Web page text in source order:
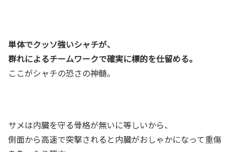
単体でクッソ強いシャチが、
群れによるチームワークで確実に標的を仕留める。
ここがシャチの恐さの神髄。
サメは内臓を守る骨格が無いに等しいから、
側面から高速で突撃されると内臓がおしゃかになって重傷